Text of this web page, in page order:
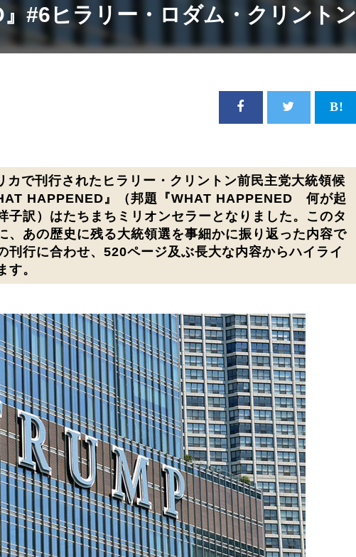
#6ヒラリー・ロダム・クリントン
カで刊行されたヒラリー・クリントン前民主党大統領候
HAPPENED』（邦題『WHAT HAPPENED 何が起
子訳）はたちまちミリオンセラーとなりました。このタ
、あの歴史に残る大統領選を事細かに振り返った内容で
刊行に合わせ、520ページ及ぶ長大な内容からハイライ
す。